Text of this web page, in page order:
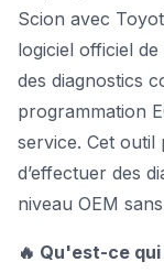
Scion avec
logiciel officiel
des diagnostics
programmation
service. Cet outil
d’effectuer des
niveau OEM
🔥 Qu'est-ce